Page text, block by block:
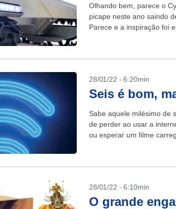
Olhando bem, parece o
picape neste ano saindo
Parece e a inspiração foi
28/01/22 - 6:20min
Seis é bom,
Sabe aquele milésimo de
de perder ao usar a
ou esperar um filme
28/01/22 - 6:10min
O grande